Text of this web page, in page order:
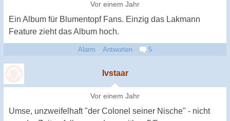
Vor einem Jahr
Ein Album für Blumentopf Fans. Einzig das Lakmann
Feature zieht das Album hoch.
Alarm Antworten 5
Ivstaar
Vor einem Jahr
Umse, unzweifelhaft "der Colonel seiner Nische" - nicht